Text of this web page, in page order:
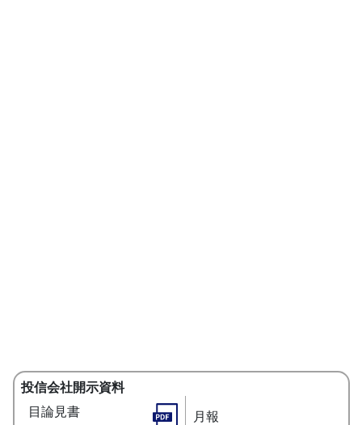
投信会社開示資料
目論見書
月報